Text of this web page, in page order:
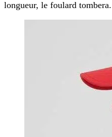
longueur, le foulard tombera.